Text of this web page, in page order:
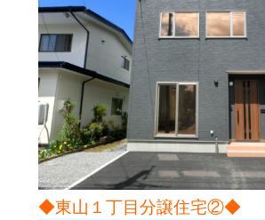
◆東山１丁目分譲住宅②◆